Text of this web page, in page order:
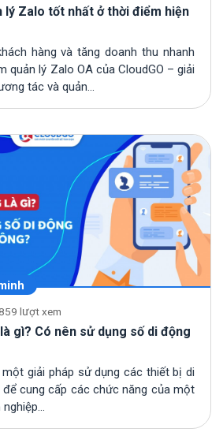
lý Zalo tốt nhất ở thời điểm hiện
hàng và tăng doanh thu nhanh
quản lý Zalo OA của CloudGO – giải
tác và quản...
lượt xem
gì? Có nên sử dụng số di động
giải pháp sử dụng các thiết bị di
cung cấp các chức năng của một